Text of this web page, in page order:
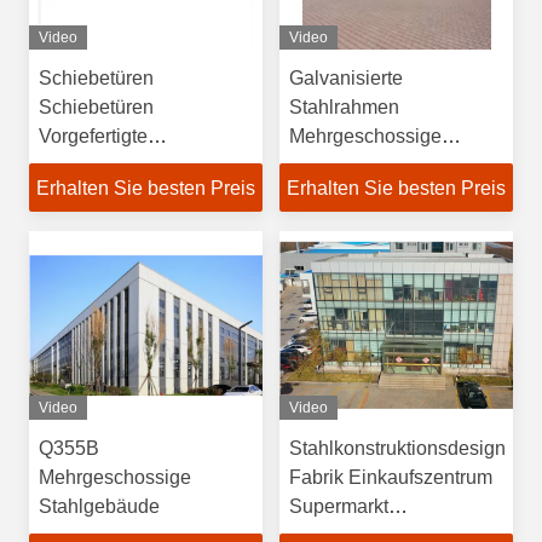
Video
Schiebetüren
Schiebetüren
Vorgefertigte
Stahlkonstruktion
Lagerhaus mehrstöckig
Erhalten Sie besten Preis
Video
Galvanisierte
Stahlrahmen
Mehrgeschossige
Hochhäuser
Bürogebäude Hotels
Systeme
Erhalten Sie besten Preis
Video
Q355B
Mehrgeschossige
Stahlgebäude
Video
Stahlkonstruktionsdesign
Fabrik Einkaufszentrum
Supermarkt
Mehrgeschossige